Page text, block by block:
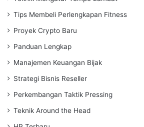
Tips Membeli Perlengkapan Fitness
Proyek Crypto Baru
Panduan Lengkap
Manajemen Keuangan Bijak
Strategi Bisnis Reseller
Perkembangan Taktik Pressing
Teknik Around the Head